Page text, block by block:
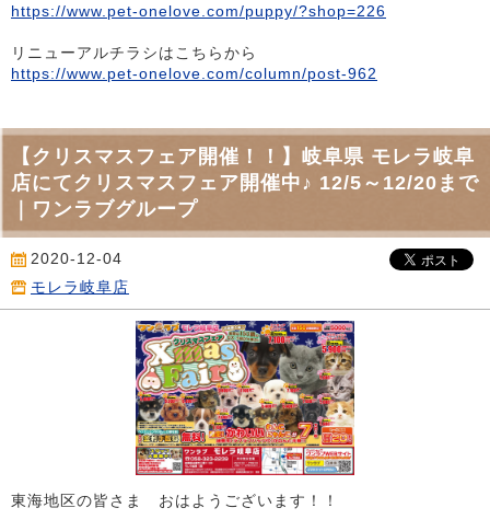
https://www.pet-onelove.com/puppy/?shop=226
リニューアルチラシはこちらから
https://www.pet-onelove.com/column/post-962
【クリスマスフェア開催！！】岐阜県 モレラ岐阜
店にてクリスマスフェア開催中♪ 12/5～12/20まで
｜ワンラブグループ
2020-12-04
モレラ岐阜店
東海地区の皆さま おはようございます！！